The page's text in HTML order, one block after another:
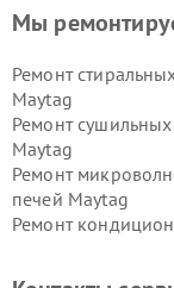
Мы
Ремонт
Maytag
Ремонт
Maytag
Ремонт
печей Maytag
Ремонт